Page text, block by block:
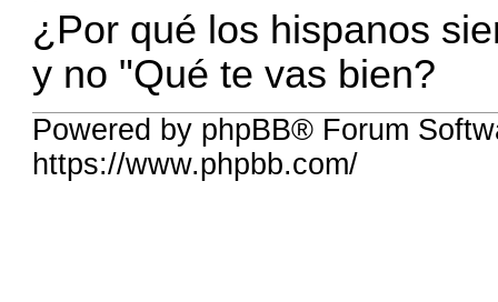
¿Por qué los hispanos
y no "Qué te vas bien?
Powered by phpBB® Forum
https://www.phpbb.com/